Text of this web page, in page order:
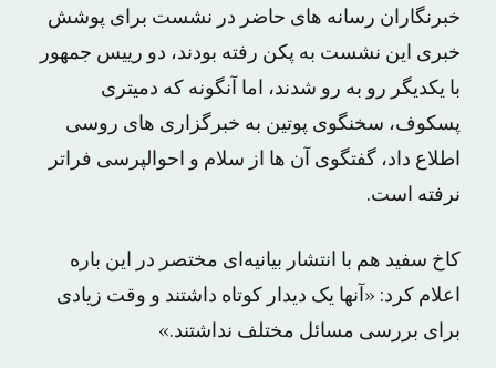
خبرنگاران رسانه های حاضر در نشست برای پوشش
خبری این نشست به پکن رفته بودند، دو رییس جمهور
با یکدیگر رو به رو شدند، اما آنگونه که دمیتری
پسکوف، سخنگوی پوتین به خبرگزاری های روسی
اطلاع داد، گفتگوی آن ها از سلام و احوالپرسی فراتر
نرفته است.
کاخ سفید هم با انتشار بیانیه‌ای مختصر در این باره
اعلام کرد: «آنها یک دیدار کوتاه داشتند و وقت زیادی
برای بررسی مسائل مختلف نداشتند.»